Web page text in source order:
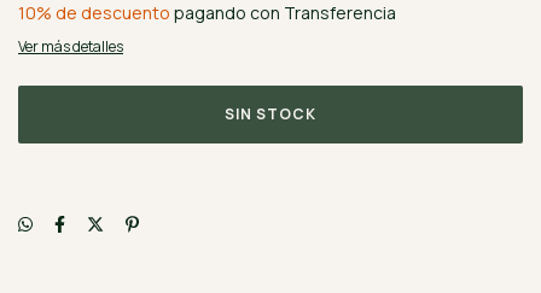
10% de descuento pagando con Transferencia
Ver más detalles